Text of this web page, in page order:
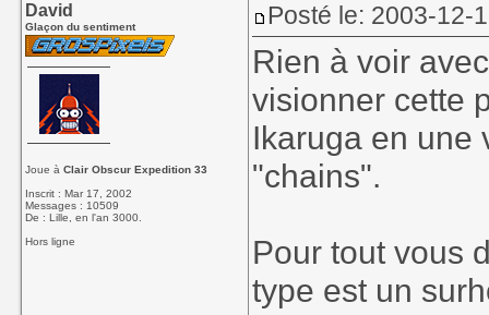
David
Glaçon du sentiment
Joue àClair Obscur Expedition 33
Inscrit : Mar 17, 2002
Messages : 10509
De : Lille, en l'an 3000.
Hors ligne
Posté le: 2003-12-
Rien à voir
visionner cette
Ikaruga en une
"chains".
Pour tout vous
type est un